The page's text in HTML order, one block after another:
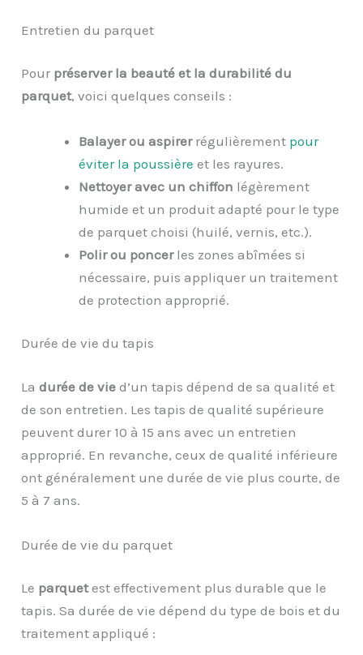
Entretien du parquet
Pour préserver la beauté et la durabilité du
parquet, voici quelques conseils :
Balayer ou aspirerrégulièrement pour
éviter la poussière et les rayures.
Nettoyer avec un chiffon légèrement
humide et un produit adapté pour le type
de parquet choisi (huilé, vernis, etc.).
Polir ou poncerles zones abîmées si
nécessaire, puis appliquer un traitement
de protection approprié.
Durée de vie du tapis
Ladurée de vie d’un tapis dépend de sa qualité et
de son entretien. Les tapis de qualité supérieure
peuvent durer 10 à 15 ans avec un entretien
approprié. En revanche, ceux de qualité inférieure
ont généralement une durée de vie plus courte, de
5 à 7 ans.
Durée de vie du parquet
Le parquetest effectivement plus durable que le
tapis. Sa durée de vie dépend du type de bois et du
traitement appliqué :